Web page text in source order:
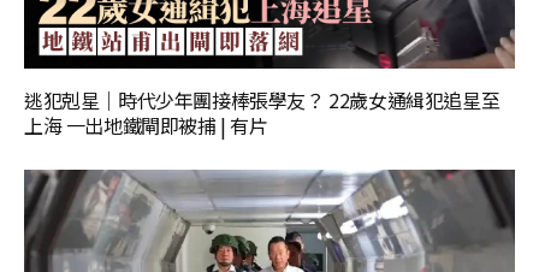
逃犯剋星｜時代少年團接棒張學友？ 22歲女通緝犯追星至
上海 一出地鐵閘即被捕 | 有片